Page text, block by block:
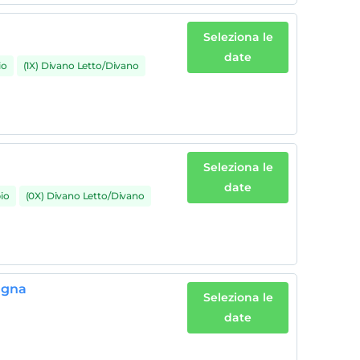
(1X) Divano Letto/Divano
Seleziona le
date
(0X) Divano Letto/Divano
Seleziona le
date
Seleziona le
date